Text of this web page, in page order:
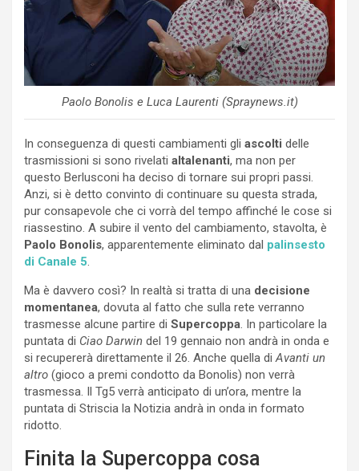
Paolo Bonolis e Luca Laurenti (Spraynews.it)
In conseguenza di questi cambiamenti gli ascolti delle
trasmissioni si sono rivelati altalenanti, ma non per
questo Berlusconi ha deciso di tornare sui propri passi.
Anzi, si è detto convinto di continuare su questa strada,
pur consapevole che ci vorrà del tempo affinché le cose si
riassestino. A subire il vento del cambiamento, stavolta, è
Paolo Bonolis, apparentemente eliminato dal palinsesto
di Canale 5.
Ma è davvero così? In realtà si tratta di una decisione
momentanea, dovuta al fatto che sulla rete verranno
trasmesse alcune partire di Supercoppa. In particolare la
puntata di Ciao Darwin del 19 gennaio non andrà in onda e
si recupererà direttamente il 26. Anche quella diAvanti un
altro (gioco a premi condotto da Bonolis) non verrà
trasmessa. Il Tg5 verrà anticipato di un’ora, mentre la
puntata di Striscia la Notizia andrà in onda in formato
ridotto.
Finita la Supercoppa cosa